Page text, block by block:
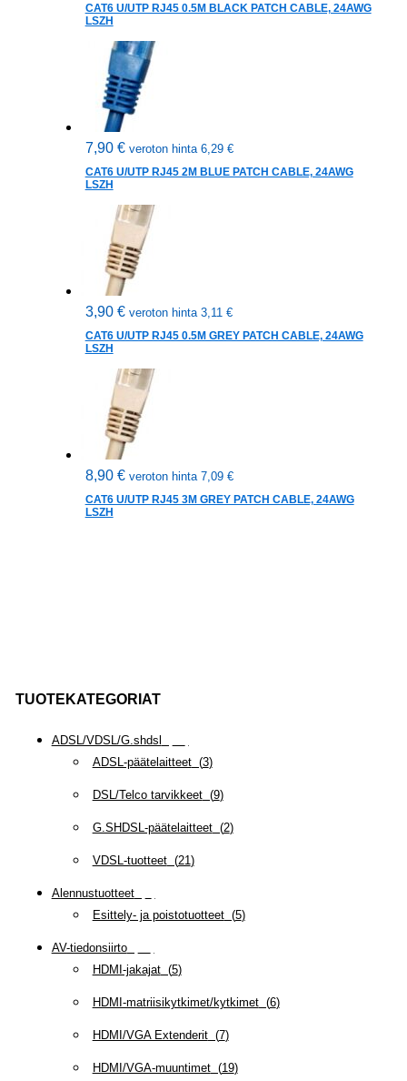
TUOTEKATEGORIAT
ADSL/VDSL/G.shdsl
ADSL-päätelaitteet(3)
DSL/Telco tarvikkeet(9)
G.SHDSL-päätelaitteet(2)
VDSL-tuotteet(21 )
Alennustuotteet(
Esittely- ja poistotuotteet(5)
AV-tiedonsiirto(
HDMI-jakajat(5)
HDMI-matriisikytkimet/kytkimet(6)
HDMI/VGA Extenderit(7)
HDMI/VGA-muuntimet(19)
CAT6 U/UTP RJ45 0.5M BLACK PATCH CABLE, 24AWG
LSZH
7,90 € veroton hinta 6,29 €
CAT6 U/UTP RJ45 2M BLUE PATCH CABLE, 24AWG
LSZH
3,90 € veroton hinta 3,11 €
CAT6 U/UTP RJ45 0.5M GREY PATCH CABLE, 24AWG
LSZH
8,90 € veroton hinta 7,09 €
CAT6 U/UTP RJ45 3M GREY PATCH CABLE, 24AWG
LSZH